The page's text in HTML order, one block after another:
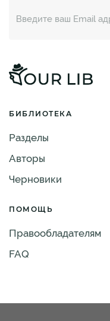
БИБЛИОТЕКА
Разделы
Авторы
Черновики
ПОМОЩЬ
Правообладателям
FAQ